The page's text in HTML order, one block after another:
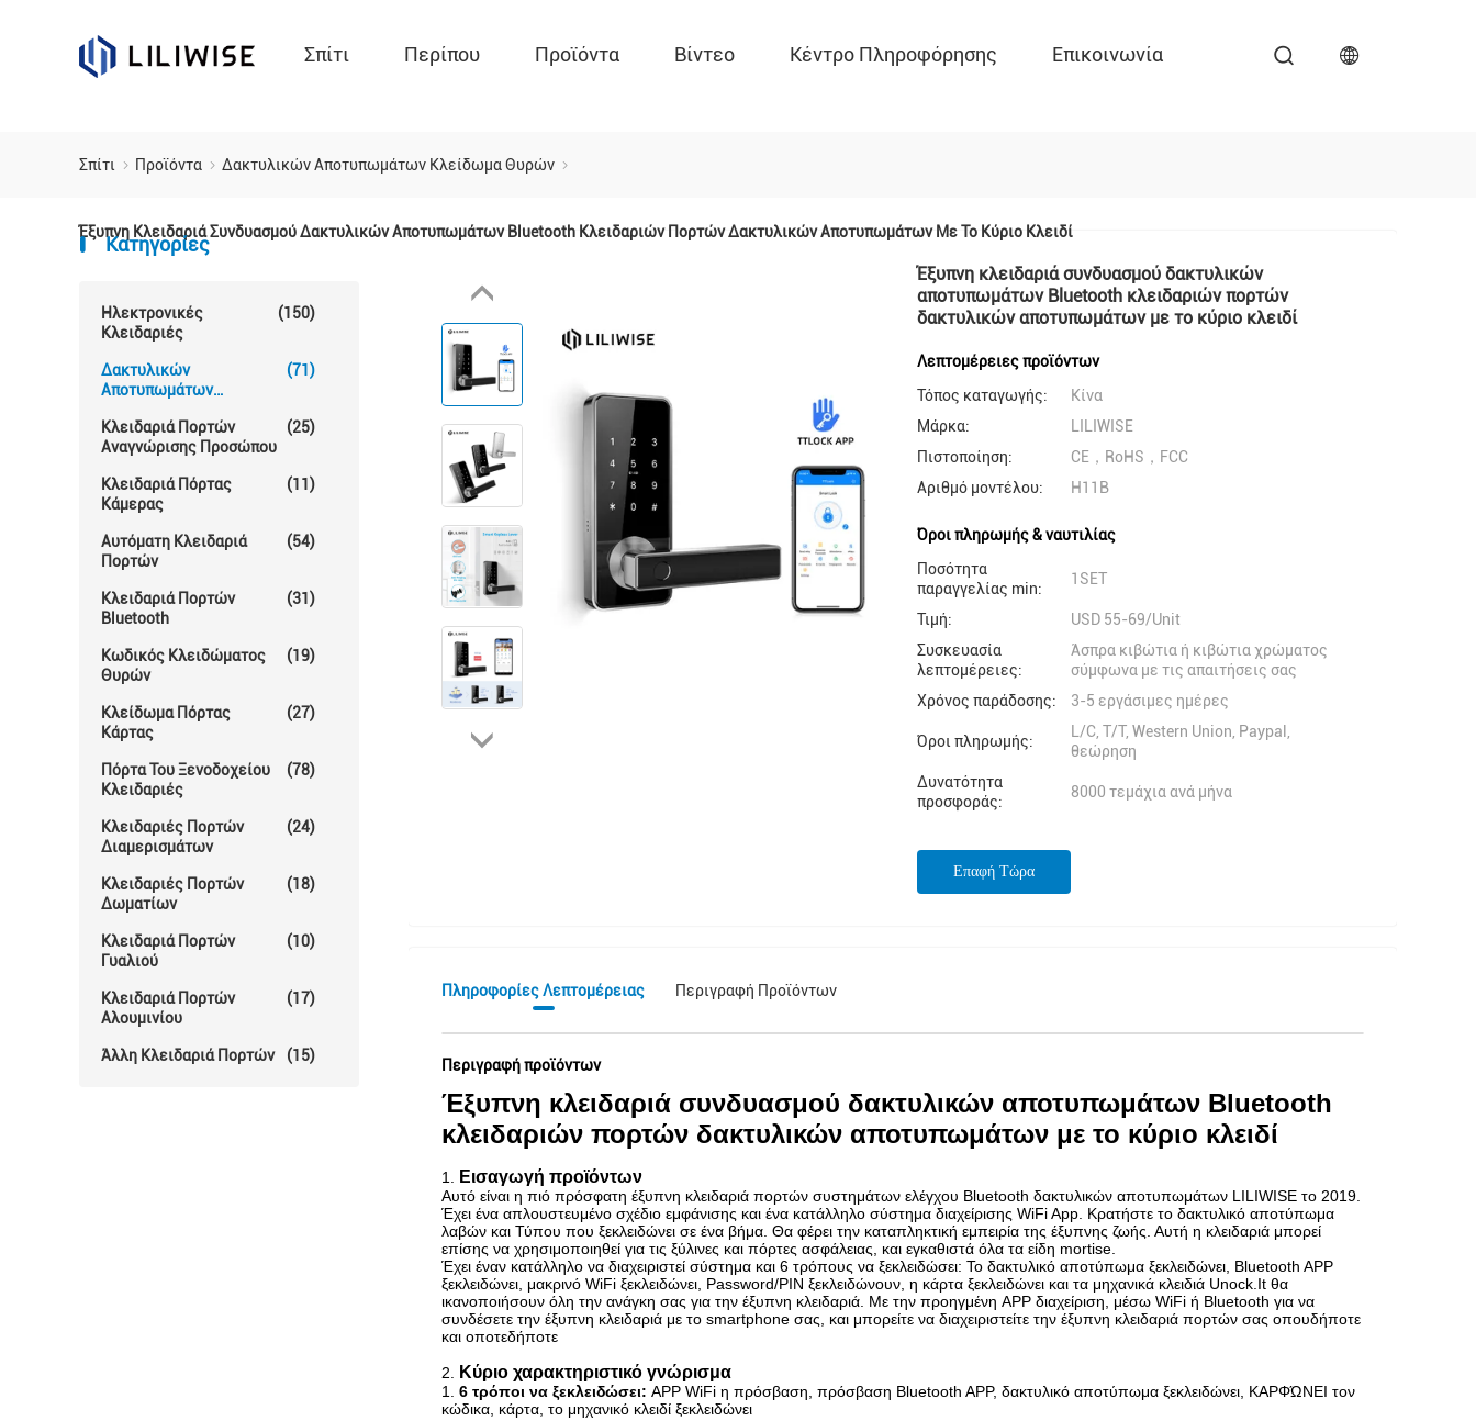
Σπίτι Περίπου Προϊόντα Βίντεο Κέντρο Πληροφόρησης Επικοινωνία
Σπίτι Προϊόντα Δακτυλικών Αποτυπωμάτων Κλείδωμα Θυρών
Έξυπνη Κλειδαριά Συνδυασμού Δακτυλικών Αποτυπωμάτων Bluetooth Κλειδαριών Πορτών Δακτυλικών Αποτυπωμάτων Με Το Κύριο Κλειδί
Κατηγορίες
Ηλεκτρονικές
Κλειδαριές
(150)
Δακτυλικών
Αποτυπωμάτων
(71)
Κλειδαριά Πορτών
Αναγνώρισης Προσώπου
(25)
Κλειδαριά Πόρτας
Κάμερας
(11)
Αυτόματη Κλειδαριά
Πορτών
(54)
Κλειδαριά Πορτών
Bluetooth
(31)
Κωδικός Κλειδώματος
Θυρών
(19)
Κλείδωμα Πόρτας
Κάρτας
(27)
Πόρτα Του Ξενοδοχείου
Κλειδαριές
(78)
Κλειδαριές Πορτών
Διαμερισμάτων
(24)
Κλειδαριές Πορτών
Δωματίων
(18)
Κλειδαριά Πορτών
Γυαλιού
(10)
Κλειδαριά Πορτών
Αλουμινίου
(17)
Άλλη Κλειδαριά Πορτών (15)
Έξυπνη κλειδαριά συνδυασμού δακτυλικών
αποτυπωμάτων Bluetooth κλειδαριών πορτών
δακτυλικών αποτυπωμάτων με το κύριο κλειδί
Λεπτομέρειες προϊόντων
Τόπος καταγωγής:
Κίνα
Μάρκα:
LILIWISE
Πιστοποίηση:
CE，RoHS，FCC
Αριθμό μοντέλου:
H11B
Όροι πληρωμής & ναυτιλίας
Ποσότητα
παραγγελίας min:
1SET
Τιμή:
USD 55-69/Unit
Συσκευασία
λεπτομέρειες:
Άσπρα κιβώτια ή κιβώτια χρώματος
σύμφωνα με τις απαιτήσεις σας
Χρόνος παράδοσης:
3-5 εργάσιμες ημέρες
Όροι πληρωμής:
L/C, T/T, Western Union, Paypal,
θεώρηση
Δυνατότητα
προσφοράς:
8000 τεμάχια ανά μήνα
Επαφή Τώρα
Πληροφορίες Λεπτομέρειας Περιγραφή Προϊόντων
Περιγραφή προϊόντων
Έξυπνη κλειδαριά συνδυασμού δακτυλικών αποτυπωμάτων Bluetooth
κλειδαριών πορτών δακτυλικών αποτυπωμάτων με το κύριο κλειδί
1. Εισαγωγή προϊόντων
Αυτό είναι η πιό πρόσφατη έξυπνη κλειδαριά πορτών συστημάτων ελέγχου Bluetooth δακτυλικών αποτυπωμάτων LILIWISE το 2019.
Έχει ένα απλουστευμένο σχέδιο εμφάνισης και ένα κατάλληλο σύστημα διαχείρισης WiFi App. Κρατήστε το δακτυλικό αποτύπωμα
λαβών και Τύπου που ξεκλειδώνει σε ένα βήμα. Θα φέρει την καταπληκτική εμπειρία της έξυπνης ζωής. Αυτή η κλειδαριά μπορεί
επίσης να χρησιμοποιηθεί για τις ξύλινες και πόρτες ασφάλειας, και εγκαθιστά όλα τα είδη mortise.
Έχει έναν κατάλληλο να διαχειριστεί σύστημα και 6 τρόπους να ξεκλειδώσει: Το δακτυλικό αποτύπωμα ξεκλειδώνει, Bluetooth APP
ξεκλειδώνει, μακρινό WiFi ξεκλειδώνει, Password/PIN ξεκλειδώνουν, η κάρτα ξεκλειδώνει και τα μηχανικά κλειδιά Unock.It θα
ικανοποιήσουν όλη την ανάγκη σας για την έξυπνη κλειδαριά. Με την προηγμένη APP διαχείριση, μέσω WiFi ή Bluetooth για να
συνδέσετε την έξυπνη κλειδαριά με το smartphone σας, και μπορείτε να διαχειριστείτε την έξυπνη κλειδαριά πορτών σας οπουδήποτε
και οποτεδήποτε
2. Κύριο χαρακτηριστικό γνώρισμα
1. 6 τρόποι να ξεκλειδώσει: APP WiFi η πρόσβαση, πρόσβαση Bluetooth APP, δακτυλικό αποτύπωμα ξεκλειδώνει, ΚΑΡΦΏΝΕΙ τον
κώδικα, κάρτα, το μηχανικό κλειδί ξεκλειδώνει